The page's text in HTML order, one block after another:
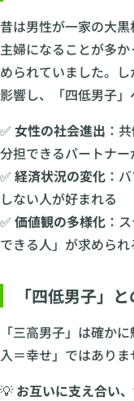
昔は男性が一家の大
主婦になることが多
められていました。
影響し、「四低男子」
✅ 女性の社会進出 ：
分担できるパートナ
✅ 経済状況の変化 ：
しない人が好まれる
✅ 価値観の多様化 ：
できる人」が求められ
「四低男子」
「三高男子」は確か
入＝幸せ」ではありま
💡 お互いに支え合い